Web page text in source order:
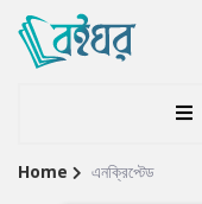
Site
Home এনক্রিপ্টেড